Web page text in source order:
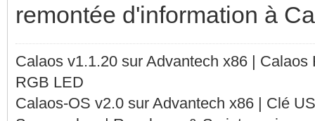
remontée d'information à
Calaos v1.1.20 sur Advantech x86 |
RGB LED
Calaos-OS v2.0 sur Advantech x86 | Clé